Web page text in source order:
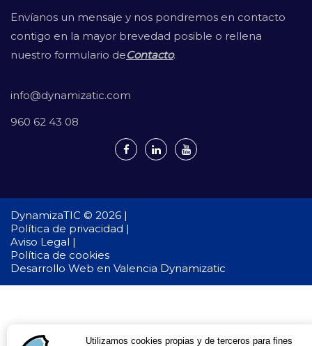
Envíanos un mensaje y nos pondremos en contacto
contigo en la mayor brevedad posible o rellena
nuestro formulario deContacto.
info@dynamizatic.com
960 62 43 08
DynamizaTIC © 2026 |
Política de privacidad |
Aviso Legal |
Política de cookies
Desarrollo Web en Valencia Dynamizatic
Utilizamos cookies propias y de terceros para fines